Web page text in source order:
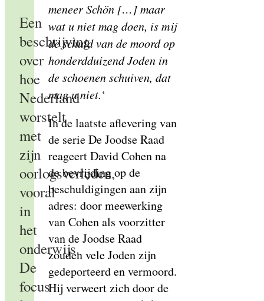
Een
beschrijving
over
hoe
Nederland
worstelt
met
zijn
oorlogsverleden,
vooral
in
het
onderwijs.
De
focus
meneer Schön […] maar
wat u niet mag doen, is mij
de schuld van de moord op
honderdduizend Joden in
de schoenen schuiven, dat
mag u niet.‘
In de laatste aflevering van
de serie De Joodse Raad
reageert David Cohen na
de bevrijding op de
beschuldigingen aan zijn
adres: door meewerking
van Cohen als voorzitter
van de Joodse Raad
zouden vele Joden zijn
gedeporteerd en vermoord.
Hij verweert zich door de